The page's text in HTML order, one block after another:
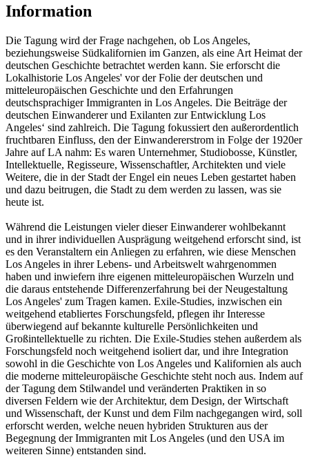
Information
Die Tagung wird der Frage nachgehen, ob Los Angeles,
beziehungsweise Südkalifornien im Ganzen, als eine Art Heimat der
deutschen Geschichte betrachtet werden kann. Sie erforscht die
Lokalhistorie Los Angeles' vor der Folie der deutschen und
mitteleuropäischen Geschichte und den Erfahrungen
deutschsprachiger Immigranten in Los Angeles. Die Beiträge der
deutschen Einwanderer und Exilanten zur Entwicklung Los
Angeles‘ sind zahlreich. Die Tagung fokussiert den außerordentlich
fruchtbaren Einfluss, den der Einwandererstrom in Folge der 1920er
Jahre auf LA nahm: Es waren Unternehmer, Studiobosse, Künstler,
Intellektuelle, Regisseure, Wissenschaftler, Architekten und viele
Weitere, die in der Stadt der Engel ein neues Leben gestartet haben
und dazu beitrugen, die Stadt zu dem werden zu lassen, was sie
heute ist.
Während die Leistungen vieler dieser Einwanderer wohlbekannt
und in ihrer individuellen Ausprägung weitgehend erforscht sind, ist
es den Veranstaltern ein Anliegen zu erfahren, wie diese Menschen
Los Angeles in ihrer Lebens- und Arbeitswelt wahrgenommen
haben und inwiefern ihre eigenen mitteleuropäischen Wurzeln und
die daraus entstehende Differenzerfahrung bei der Neugestaltung
Los Angeles' zum Tragen kamen. Exile-Studies, inzwischen ein
weitgehend etabliertes Forschungsfeld, pflegen ihr Interesse
überwiegend auf bekannte kulturelle Persönlichkeiten und
Großintellektuelle zu richten. Die Exile-Studies stehen außerdem als
Forschungsfeld noch weitgehend isoliert dar, und ihre Integration
sowohl in die Geschichte von Los Angeles und Kalifornien als auch
die moderne mitteleuropäische Geschichte steht noch aus. Indem auf
der Tagung dem Stilwandel und veränderten Praktiken in so
diversen Feldern wie der Architektur, dem Design, der Wirtschaft
und Wissenschaft, der Kunst und dem Film nachgegangen wird, soll
erforscht werden, welche neuen hybriden Strukturen aus der
Begegnung der Immigranten mit Los Angeles (und den USA im
weiteren Sinne) entstanden sind.